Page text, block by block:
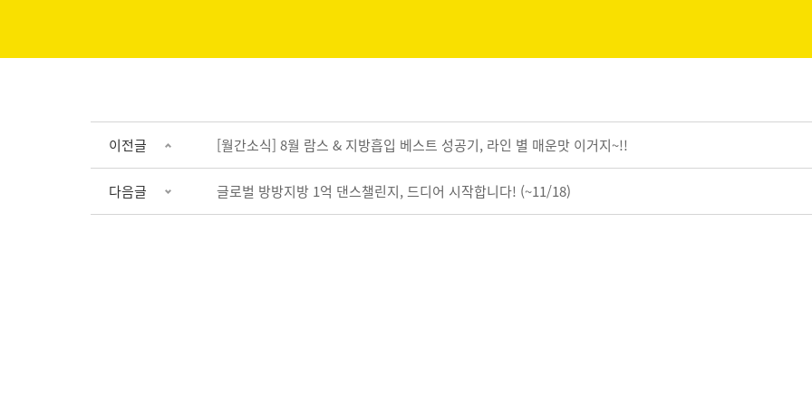
이전글 [월간소식] 8월 람스 & 지방흡입 베스트 성공기, 라인 별 매운맛 이거지~!!
다음글 글로벌 방방지방 1억 댄스챌린지, 드디어 시작합니다! (~11/18)